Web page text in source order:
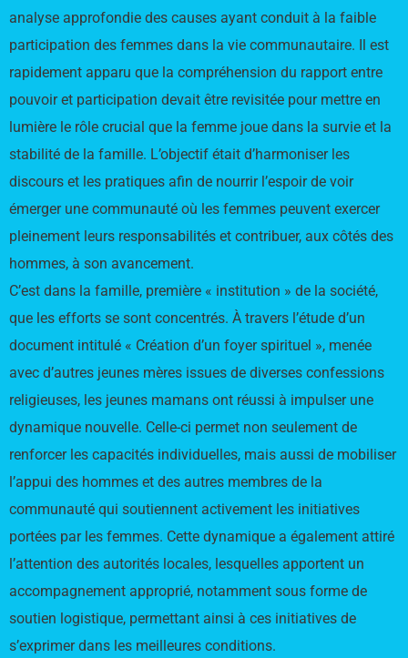
analyse approfondie des causes ayant conduit à la faible
participation des femmes dans la vie communautaire. Il est
rapidement apparu que la compréhension du rapport entre
pouvoir et participation devait être revisitée pour mettre en
lumière le rôle crucial que la femme joue dans la survie et la
stabilité de la famille. L’objectif était d’harmoniser les
discours et les pratiques afin de nourrir l’espoir de voir
émerger une communauté où les femmes peuvent exercer
pleinement leurs responsabilités et contribuer, aux côtés des
hommes, à son avancement.
C’est dans la famille, première « institution » de la société,
que les efforts se sont concentrés. À travers l’étude d’un
document intitulé « Création d’un foyer spirituel », menée
avec d’autres jeunes mères issues de diverses confessions
religieuses, les jeunes mamans ont réussi à impulser une
dynamique nouvelle. Celle-ci permet non seulement de
renforcer les capacités individuelles, mais aussi de mobiliser
l’appui des hommes et des autres membres de la
communauté qui soutiennent activement les initiatives
portées par les femmes. Cette dynamique a également attiré
l’attention des autorités locales, lesquelles apportent un
accompagnement approprié, notamment sous forme de
soutien logistique, permettant ainsi à ces initiatives de
s’exprimer dans les meilleures conditions.